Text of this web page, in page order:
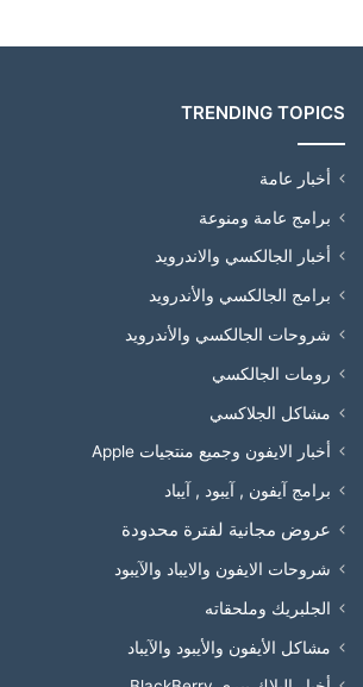
TRENDING TOPICS
أخبار عامة
برامج عامة ومنوعة
أخبار الجالكسي والاندرويد
برامج الجالكسي والأندرويد
شروحات الجالكسي والأندرويد
رومات الجالكسي
مشاكل الجلاكسي
أخبار الايفون وجميع منتجيات Apple
برامج آيفون , آيبود , آيباد
عروض مجانية لفترة محدودة
شروحات الايفون والايباد والآيبود
الجلبريك وملحقاته
مشاكل الأيفون والأيبود والآيباد